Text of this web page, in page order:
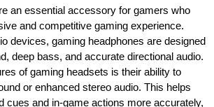
an essential accessory for gamers who
and competitive gaming experience.
devices, gaming headphones are designed
deep bass, and accurate directional audio.
of gaming headsets is their ability to
or enhanced stereo audio. This helps
cues and in-game actions more accurately,